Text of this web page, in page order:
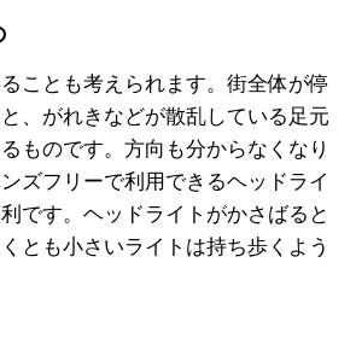
ことも考えられます。街全体が停
、がれきなどが散乱している足元
ものです。方向も分からなくなり
ズフリーで利用できるヘッドライ
です。ヘッドライトがかさばると
とも小さいライトは持ち歩くよう